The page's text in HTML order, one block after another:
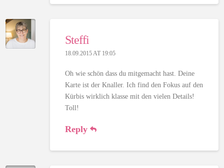
Steffi
18.09.2015 AT 19:05
Oh wie schön dass du mitgemacht hast. Deine
Karte ist der Knaller. Ich find den Fokus auf den
Kürbis wirklich klasse mit den vielen Details!
Toll!
Reply